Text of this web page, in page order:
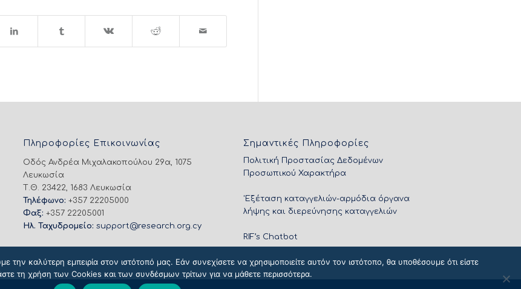
Πληροφορίες Επικοινωνίας
Οδός Ανδρέα Μιχαλακοπούλου 29α, 1075
Λευκωσία
Τ.Θ. 23422, 1683 Λευκωσία
Τηλέφωνο: +357 22205000
Φαξ: +357 22205001
Ηλ. Ταχυδρομείο: support@research.org.cy
Σημαντικές Πληροφορίες
Πολιτική Προστασίας Δεδομένων
Προσωπικού Χαρακτήρα
'Εξέταση καταγγελιών-αρμόδια όργανα
λήψης και διερεύνησης καταγγελιών
RIF’s Chatbot
καλύτερη εμπειρία στον ιστότοπό μας. Εάν συνεχίσετε να χρησιμοποιείτε αυτόν τον ιστότοπο, θα υποθέσουμε ότι είστε
τη χρήση των Cookies και των συνδέσμων τρίτων για να μάθετε περισσότερα.